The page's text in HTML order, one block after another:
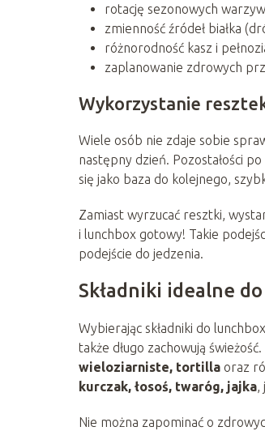
rotację sezonowych
zmienność źródeł białka
różnorodność kasz i
zaplanowanie zdrowych
Wykorzystanie
Wiele osób nie zdaje sobie
następny dzień. Pozostałości
się jako baza do kolejnego,
Zamiast wyrzucać resztki,
i lunchbox gotowy! Takie
podejście do jedzenia.
Składniki idealne
Wybierając składniki do
także długo zachowują
wieloziarniste, tortilla oraz
kurczak, łosoś, twaróg, jajka,
Nie można zapominać o